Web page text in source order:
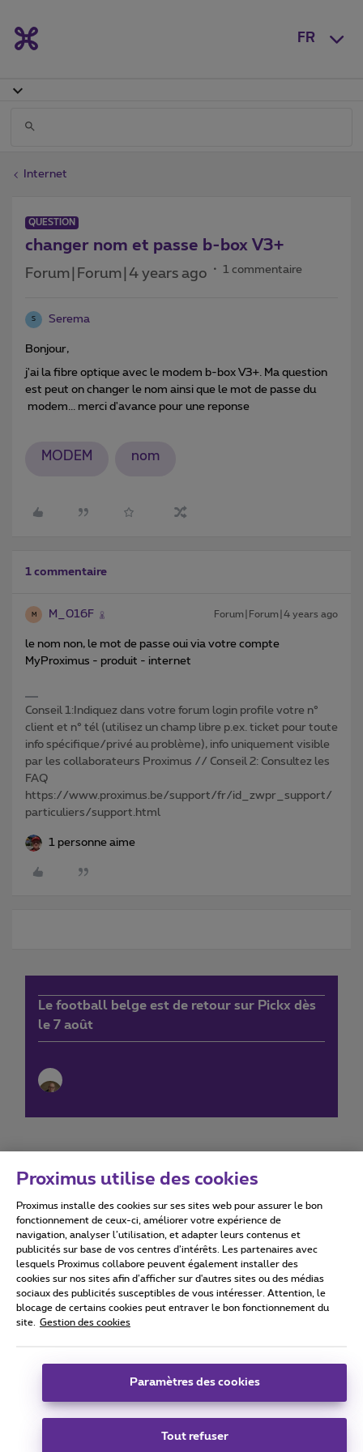
FR
Internet
QUESTION
changer nom et passe b-box V3+
Forum|Forum|4 years ago 1 commentaire
S Serema
Bonjour,
j'ai la fibre optique avec le modem b-box V3+. Ma question
est peut on changer le nom ainsi que le mot de passe du
modem... merci d'avance pour une reponse
MODEM nom
1 commentaire
M M_016F Forum|Forum|4 years ago
le nom non, le mot de passe oui via votre compte
MyProximus - produit - internet
Conseil 1:Indiquez dans votre forum login profile votre n°
client et n° tél (utilisez un champ libre p.ex. ticket pour toute
info spécifique/privé au problème), info uniquement visible
par les collaborateurs Proximus // Conseil 2: Consultez les
FAQ
https://www.proximus.be/support/fr/id_zwpr_support/
particuliers/support.html
1 personne aime
Le football belge est de retour sur Pickx dès
le 7 août
Conditions d'utilisation Accessibility statement
Tous droits réservés. © 2026 Proximus
Conditions générales, info consommateur
Coordonnées de l’entreprise
Boulevard du Roi Albert II 27 - B-1030 Bruxelles.
Proximus utilise des cookies
Proximus installe des cookies sur ses sites web pour assurer le bon
fonctionnement de ceux-ci, améliorer votre expérience de
navigation, analyser l’utilisation, et adapter leurs contenus et
publicités sur base de vos centres d’intérêts. Les partenaires avec
lesquels Proximus collabore peuvent également installer des
cookies sur nos sites afin d’afficher sur d'autres sites ou des médias
sociaux des publicités susceptibles de vous intéresser. Attention, le
blocage de certains cookies peut entraver le bon fonctionnement du
site.
Gestion des cookies
Paramètres des cookies
Tout refuser